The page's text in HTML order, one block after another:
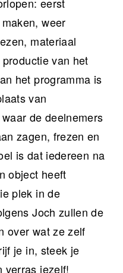
weer
materiaal
van het
het programma is
van
de deelnemers
zagen, frezen en
is dat iedereen na
object heeft
plek in de
Joch zullen de
over wat ze zelf
je in, steek je
verras jezelf!